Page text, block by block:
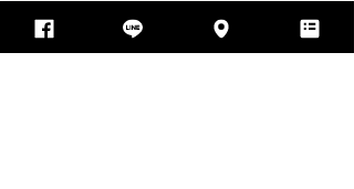
แหล่งอ้างอิงที่มาเนื้อหาบทความ :
9 ปัญหายอดฮิต
เกี่ยวกับ กฎหมายการสร้างบ้าน - บ้านและสวน